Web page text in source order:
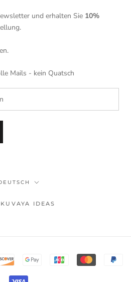
und erhalten Sie 10%
Mails - kein Quatsch
IDEAS